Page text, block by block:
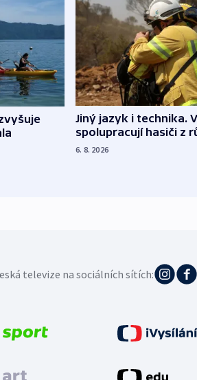
Jiný jazyk i technika.
spolupracují hasiči z
6. 8. 2026
televize na sociálních sítích: